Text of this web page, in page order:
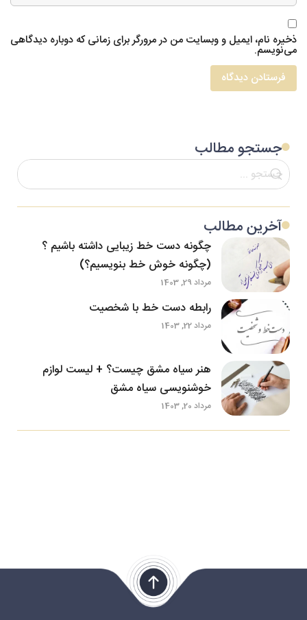
جستجو مطالب
آخرین مطالب
چگونه دست خط زیبایی داشته باشیم ؟
(چگونه خوش خط بنویسیم؟)
مرداد 29, 1403
رابطه دست خط با شخصیت
مرداد 22, 1403
هنر سیاه مشق چیست؟ + لیست لوازم
خوشنویسی سیاه مشق
مرداد 20, 1403
ذخیره نام، ایمیل و وبسایت من در مرورگر برای زمانی که دوباره دیدگاهی
می‌نویسم.